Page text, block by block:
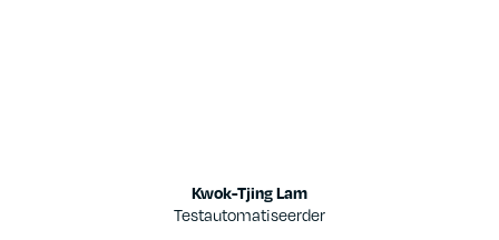
Kwok-Tjing Lam
Testautomatiseerder